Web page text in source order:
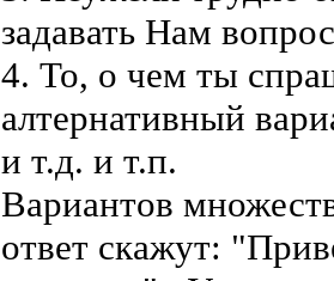
задавать Нам
4. То, о чем ты
алтернативный
и т.д. и т.п.
Вариантов
ответ скажут: